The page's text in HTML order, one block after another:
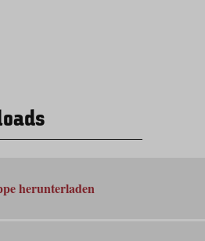
herunterladen